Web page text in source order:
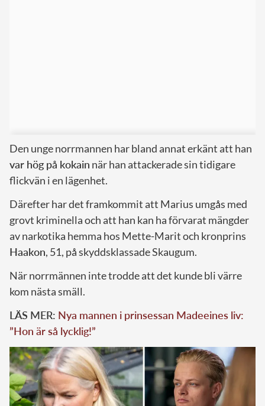
Den unge norrmannen har bland annat erkänt att han
var hög på kokain när han attackerade sin tidigare
flickvän i en lägenhet.
Därefter har det framkommit att Marius umgås med
grovt kriminella och att han kan ha förvarat mängder
av narkotika hemma hos Mette-Marit och kronprins
Haakon, 51, på skyddsklassade Skaugum.
När norrmännen inte trodde att det kunde bli värre
kom nästa smäll.
LÄS MER: Nya mannen i prinsessan Madeeines liv:
”Hon är så lycklig!”